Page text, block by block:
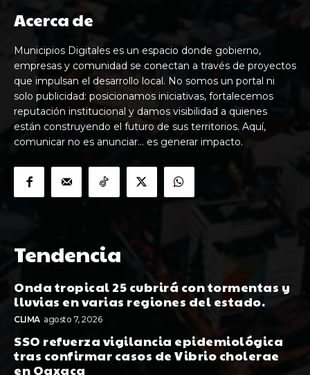
Acerca de
Municipios Digitales es un espacio donde gobierno,
empresas y comunidad se conectan a través de proyectos
que impulsan el desarrollo local. No somos un portal ni
solo publicidad: posicionamos iniciativas, fortalecemos
reputación institucional y damos visibilidad a quienes
están construyendo el futuro de sus territorios. Aquí,
comunicar no es anunciar… es generar impacto.
Tendencia
Onda tropical 25 cubrirá con tormentas y
lluvias en varias regiones del estado.
CLIMA agosto 7, 2026
SSO refuerza vigilancia epidemiológica
tras confirmar casos de Vibrio cholerae
en Oaxaca